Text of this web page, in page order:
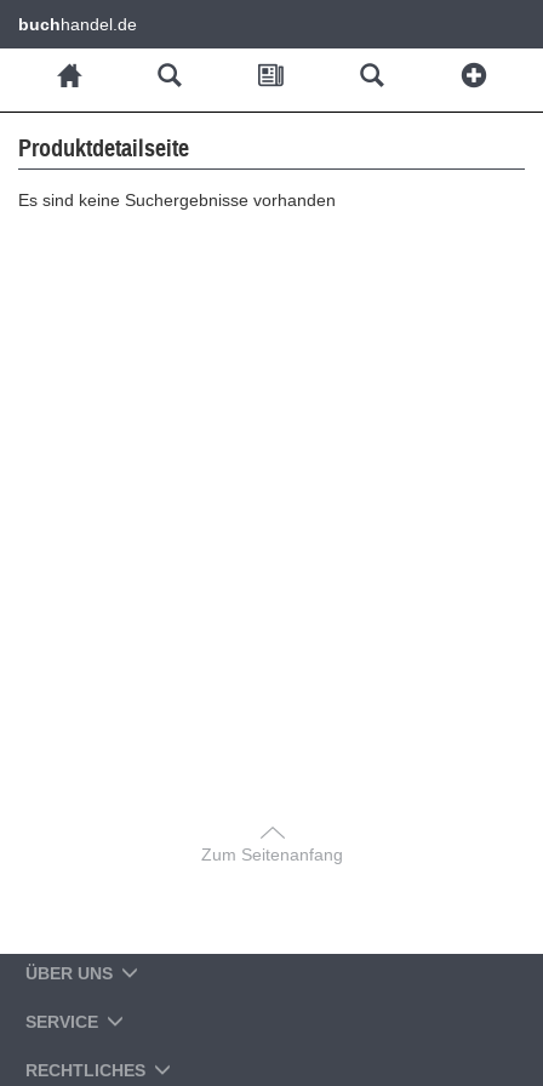
buchhandel.de
Produktdetailseite
Es sind keine Suchergebnisse vorhanden
Zum Seitenanfang
ÜBER UNS
SERVICE
RECHTLICHES